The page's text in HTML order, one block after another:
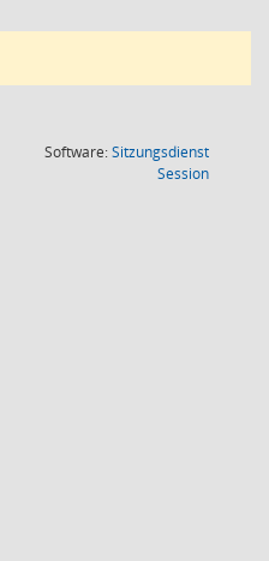
Software:Sitzungsdienst
Session(Wird in